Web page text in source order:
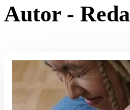
Autor -